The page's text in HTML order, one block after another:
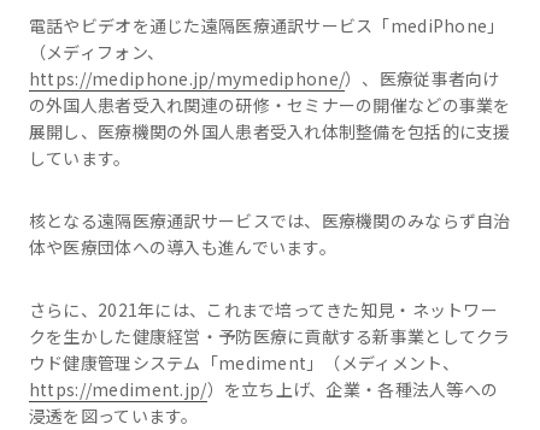
電話やビデオを通じた遠隔医療通訳サービス「mediPhone」
（メディフォン、
https://mediphone.jp/mymediphone/）、医療従事者向け
の外国人患者受入れ関連の研修・セミナーの開催などの事業を
展開し、医療機関の外国人患者受入れ体制整備を包括的に支援
しています。
核となる遠隔医療通訳サービスでは、医療機関のみならず自治
体や医療団体への導入も進んでいます。
さらに、2021年には、これまで培ってきた知見・ネットワー
クを生かした健康経営・予防医療に貢献する新事業としてクラ
ウド健康管理システム「mediment」（メディメント、
https://mediment.jp/）を立ち上げ、企業・各種法人等への
浸透を図っています。